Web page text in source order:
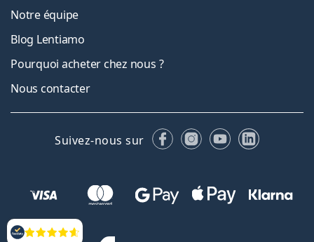
Évaluation
Notre équipe
Blog Lentiamo
Pourquoi acheter chez nous ?
Nous contacter
Suivez-nous sur FacebookInstagram
YouTubeLinkedIn